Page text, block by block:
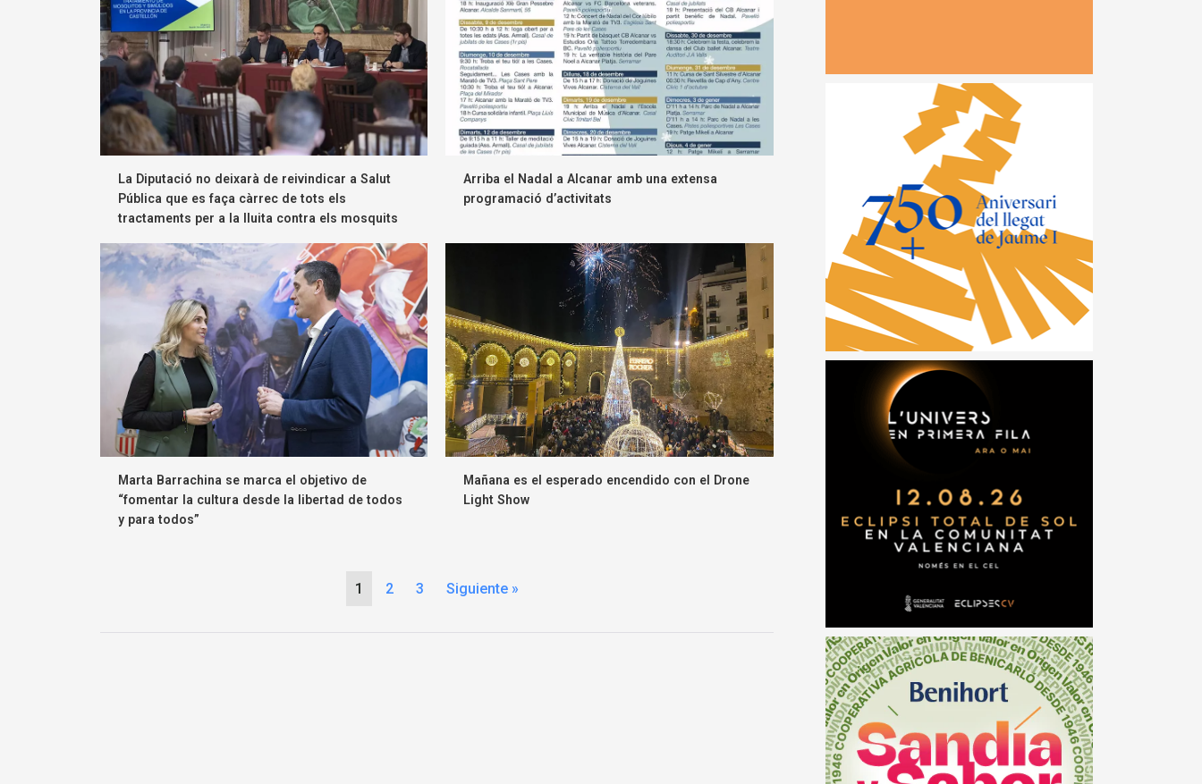
La Diputació no deixarà de reivindicar a Salut
Pública que es faça càrrec de tots els
tractaments per a la lluita contra els mosquits
Arriba el Nadal a Alcanar amb una extensa
programació d’activitats
Marta Barrachina se marca el objetivo de
“fomentar la cultura desde la libertad de todos
y para todos”
Mañana es el esperado encendido con el Drone
Light Show
1 2 3 Siguiente »